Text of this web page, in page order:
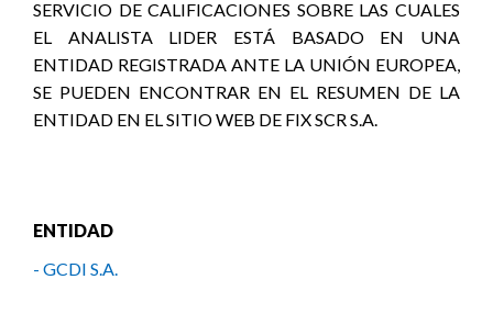
SERVICIO DE CALIFICACIONES SOBRE LAS CUALES
EL ANALISTA LIDER ESTÁ BASADO EN UNA
ENTIDAD REGISTRADA ANTE LA UNIÓN EUROPEA,
SE PUEDEN ENCONTRAR EN EL RESUMEN DE LA
ENTIDAD EN EL SITIO WEB DE FIX SCR S.A.
ENTIDAD
- GCDI S.A.